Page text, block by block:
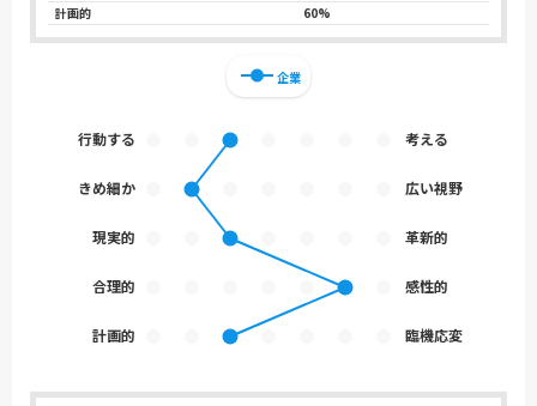
計画的 60%
企業
行動する
きめ細か
現実的
合理的
計画的
考える
広い視野
革新的
感性的
臨機応変